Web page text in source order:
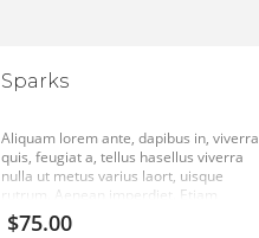
Sparks
Aliquam lorem ante, dapibus in, viverra
quis, feugiat a, tellus hasellus viverra
nulla ut metus varius laort, uisque
rutrum. Aenean imperdiet. Etiam
ultricies nisi vel augue urabitur.
$75.00